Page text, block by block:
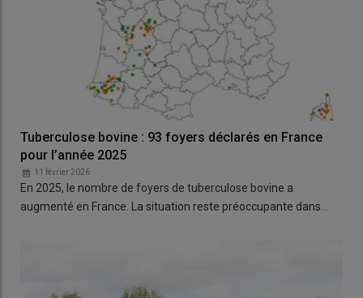
Tuberculose bovine : 93 foyers déclarés en France
pour l’année 2025
11 février 2026
En 2025, le nombre de foyers de tuberculose bovine a
augmenté en France. La situation reste préoccupante dans…